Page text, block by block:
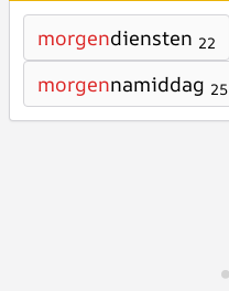
morgendiensten 22
morgennamiddag 25